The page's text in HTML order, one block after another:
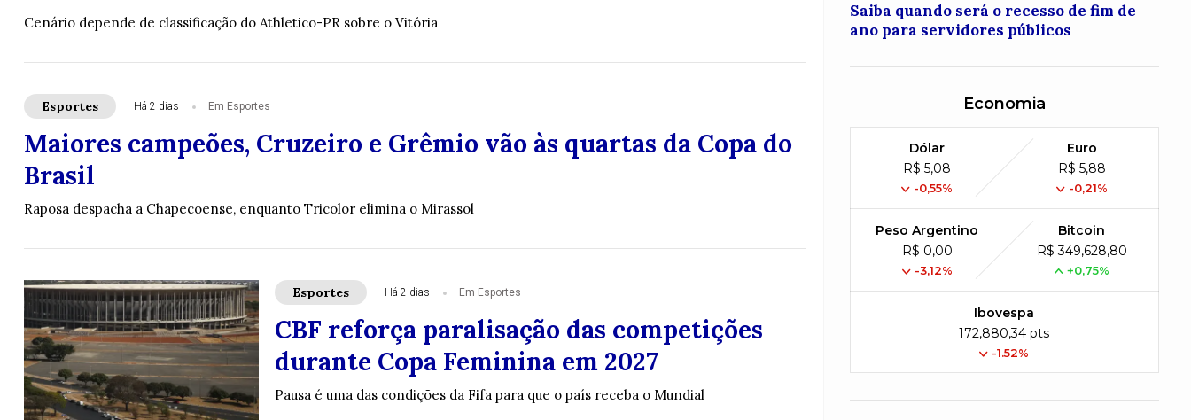
Cenário depende de classificação do Athletico-PR sobre o Vitória
Esportes Há 2 dias Em Esportes
Maiores campeões, Cruzeiro e Grêmio vão às quartas da Copa do
Brasil
Raposa despacha a Chapecoense, enquanto Tricolor elimina o Mirassol
Esportes Há 2 dias Em Esportes
CBF reforça paralisação das competições
durante Copa Feminina em 2027
Pausa é uma das condições da Fifa para que o país receba o Mundial
Saiba quando será o recesso de fim de
ano para servidores públicos
Economia
Dólar
R$ 5,08
-0,55%
Euro
R$ 5,88
-0,21%
Peso Argentino
R$ 0,00
-3,12%
Bitcoin
R$ 349,628,80
+0,75%
Ibovespa
172,880,34 pts
-1.52%